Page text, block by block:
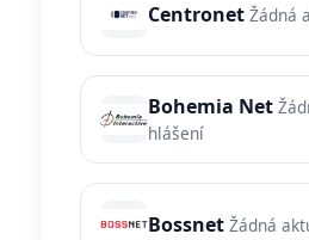
Centronet Žádná
Bohemia Net
hlášení
Bossnet Žádná